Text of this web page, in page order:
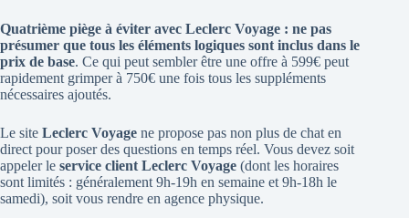
Quatrième piège à éviter avec Leclerc Voyage : ne pas
présumer que tous les éléments logiques sont inclus dans le
prix de base. Ce qui peut sembler être une offre à 599€ peut
rapidement grimper à 750€ une fois tous les suppléments
nécessaires ajoutés.
Le site Leclerc Voyage ne propose pas non plus de chat en
direct pour poser des questions en temps réel. Vous devez soit
appeler le service client Leclerc Voyage (dont les horaires
sont limités : généralement 9h-19h en semaine et 9h-18h le
samedi), soit vous rendre en agence physique.